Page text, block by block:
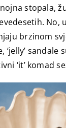
stopala,
No,
brzinom
sandale
‘it’ komad